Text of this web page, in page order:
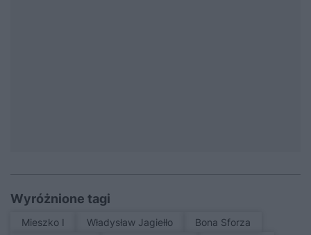
Wyróżnione tagi
Mieszko I Władysław Jagiełło
Bona Sforza